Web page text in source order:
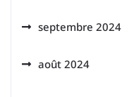
septembre 2024
août 2024